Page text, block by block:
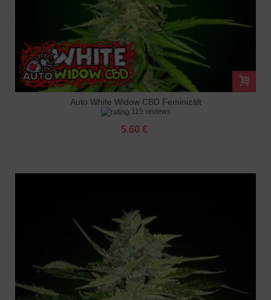
Auto White Widow CBD Feminizált
115 reviews
5.60 €